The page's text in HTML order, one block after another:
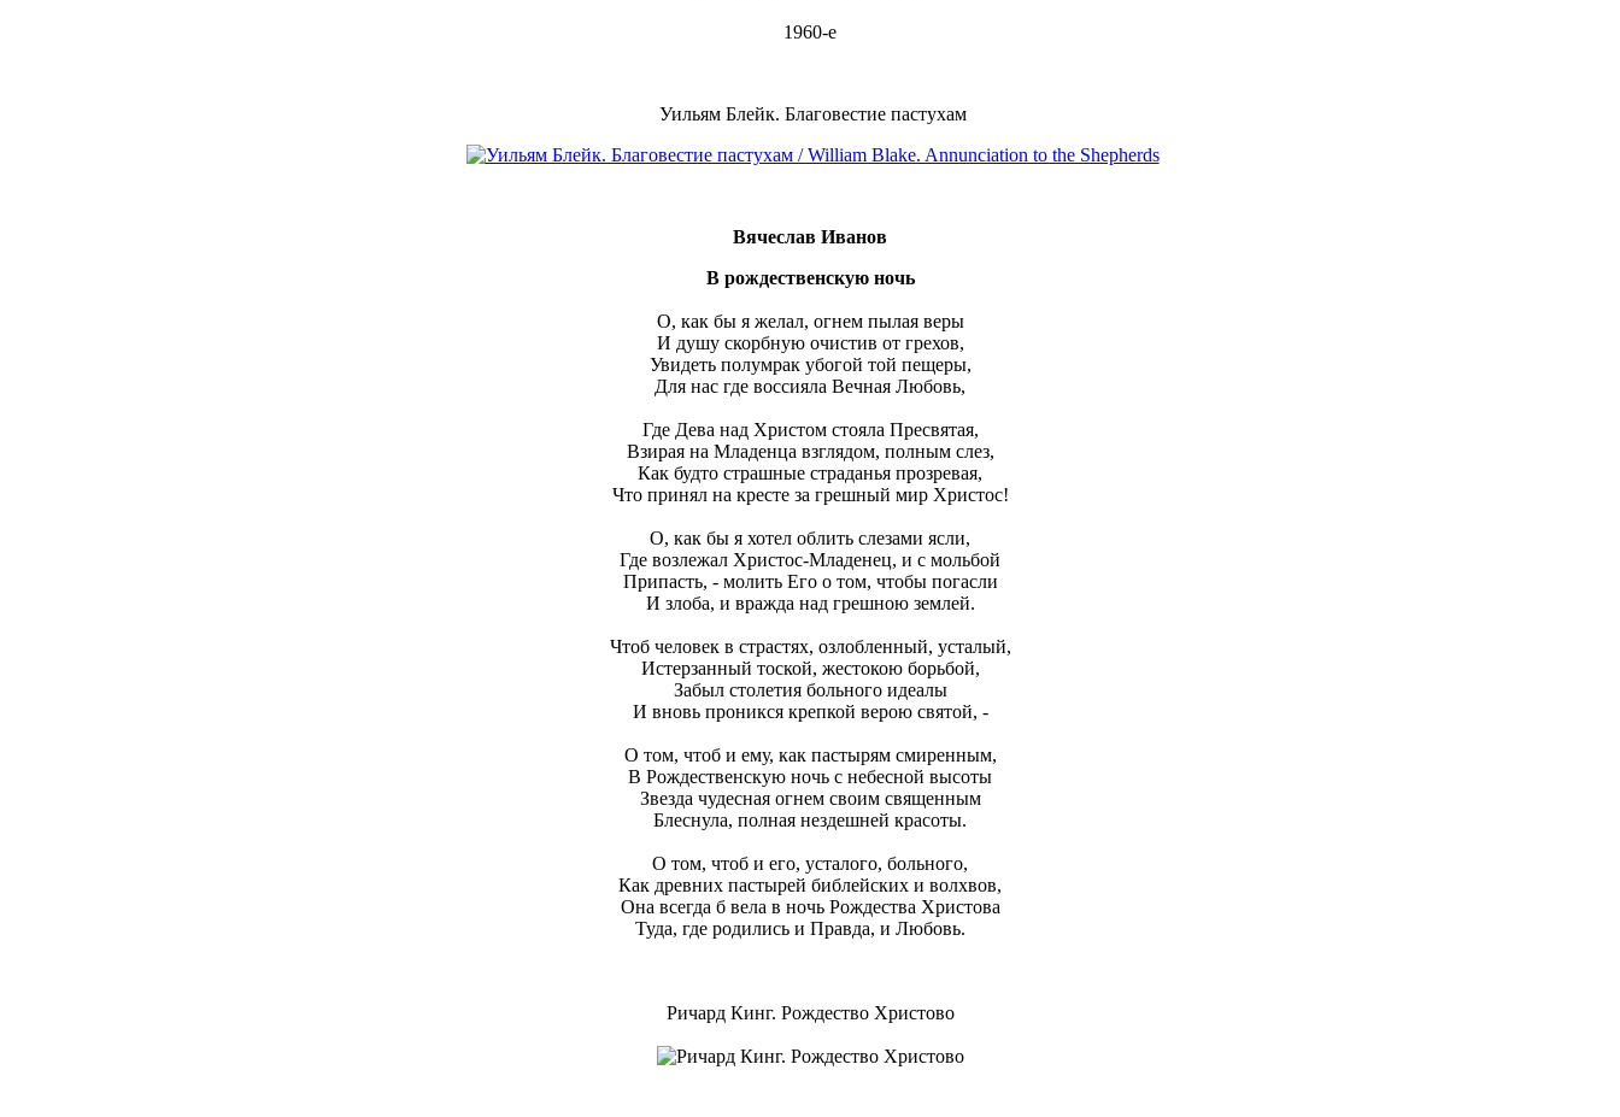
1960-е
Уильям Блейк. Благовестие пастухам
Вячеслав Иванов
В рождественскую ночь
О, как бы я желал, огнем пылая веры
И душу скорбную очистив от грехов,
Увидеть полумрак убогой той пещеры,
Для нас где воссияла Вечная Любовь,
Где Дева над Христом стояла Пресвятая,
Взирая на Младенца взглядом, полным слез,
Как будто страшные страданья прозревая,
Что принял на кресте за грешный мир Христос!
О, как бы я хотел облить слезами ясли,
Где возлежал Христос-Младенец, и с мольбой
Припасть, - молить Его о том, чтобы погасли
И злоба, и вражда над грешною землей.
Чтоб человек в страстях, озлобленный, усталый,
Истерзанный тоской, жестокою борьбой,
Забыл столетия больного идеалы
И вновь проникся крепкой верою святой, -
О том, чтоб и ему, как пастырям смиренным,
В Рождественскую ночь с небесной высоты
Звезда чудесная огнем своим священным
Блеснула, полная нездешней красоты.
О том, чтоб и его, усталого, больного,
Как древних пастырей библейских и волхвов,
Она всегда б вела в ночь Рождества Христова
Туда, где родились и Правда, и Любовь.
Ричард Кинг. Рождество Христово